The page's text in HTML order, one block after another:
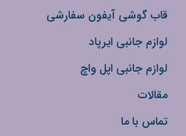
قاب گوشی آیفون سفارشی
لوازم جانبی ایرپاد
لوازم جانبی اپل واچ
مقالات
تماس با ما